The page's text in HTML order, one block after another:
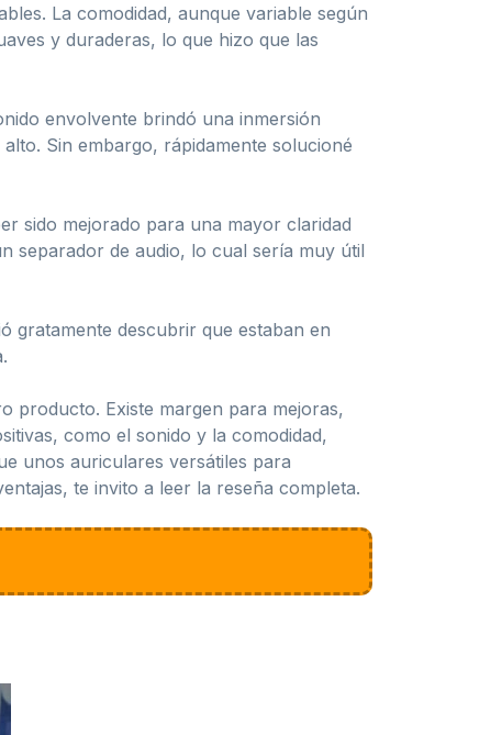
La comodidad, aunque variable según
y duraderas, lo que hizo que las
envolvente brindó una inmersión
Sin embargo, rápidamente solucioné
sido mejorado para una mayor claridad
separador de audio, lo cual sería muy útil
gratamente descubrir que estaban en
producto. Existe margen para mejoras,
como el sonido y la comodidad,
unos auriculares versátiles para
te invito a leer la reseña completa.